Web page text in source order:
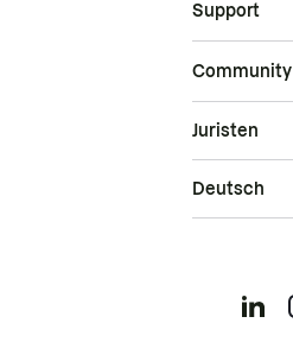
Support
Community
Juristen
Deutsch